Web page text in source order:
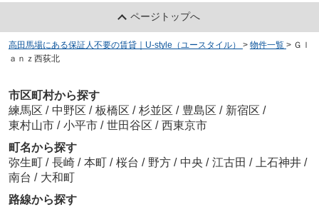
ページトップへ
高田馬場にある保証人不要の賃貸｜U-style（ユースタイル） > 物件一覧 > Ｇｌ
ａｎｚ西荻北
市区町村から探す
練馬区 / 中野区 / 板橋区 / 杉並区 / 豊島区 / 新宿区 /
東村山市 / 小平市 / 世田谷区 / 西東京市
町名から探す
弥生町 / 長崎 / 本町 / 桜台 / 野方 / 中央 / 江古田 / 上石神井 /
南台 / 大和町
路線から探す